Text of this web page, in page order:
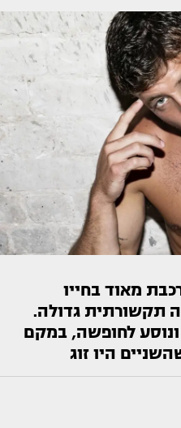
מאוד בחייו
תקשורתית גדולה.
לחופשה, במקם
היו זוג